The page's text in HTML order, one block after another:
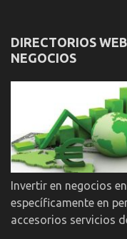
DIRECTORIOS
NEGOCIOS
Invertir en negocios
específicamente en
accesorios servicios